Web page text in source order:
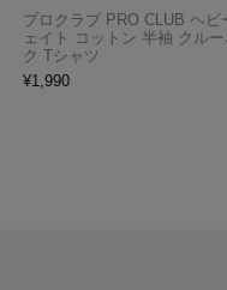
プロクラブ PRO CLUB ヘビ
ェイト コットン 半袖 クルー
ク Tシャツ
¥1,990